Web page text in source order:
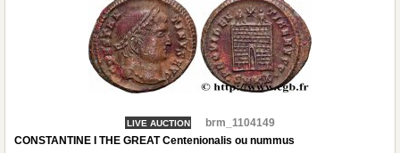
LIVE AUCTION
brm_1104149
CONSTANTINE I THE GREAT Centenionalis ou nummus